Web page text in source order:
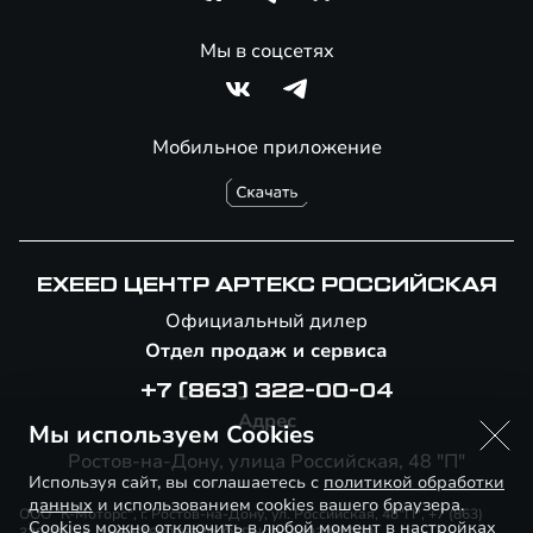
Мобильное приложение
Мы в соцсетях
EXEED ЦЕНТР АРТЕКС РОССИЙСКАЯ
Официальный дилер
Отдел продаж и сервиса
+7 (863) 322-00-04
Адрес
Ростов-на-Дону, улица Российская, 48 "П"
ООО "К-Моторс", г. Ростов-на-Дону, ул. Российская, 48"П", +7 (863)
Мы используем Cookies
Используя сайт, вы соглашаетесь с политикой обработки
данных и использованием cookies вашего браузера.
Cookies можно отключить в любой момент в настройках